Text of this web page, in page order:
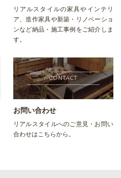
リアルスタイルの家具やインテリ
ア、造作家具や新築・リノベーショ
ンなど納品・施工事例をご紹介しま
す。
CONTACT
お問い合わせ
リアルスタイルへのご意見・お問い
合わせはこちらから。